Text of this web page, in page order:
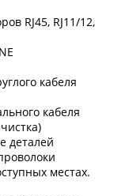
RJ45, RJ11/12,
кабеля
кабеля
деталей
местах.